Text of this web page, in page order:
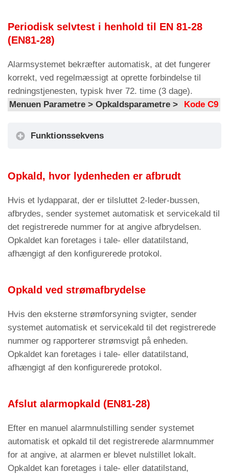
OBS : Sørg for, at voicemail er deaktiveret for
svar, og når nummeret ikke kan nås, eller
telefonen er slukket.
G3.2
Notifikationsopkaldsfilter – Procedure
Opkaldsalarmforbindelse Håndfri 2W
Gør det muligt at aktivere eller
deaktivere notifikationsopkaldet for
afbrydelse af lydterminalen.
G3.3
Notifikationsopkaldsfilter –
strømsvigt
eksternstrømsvigt.
G4
Parameter til genstart af enheden.
G5
Gendan fabriksindstillinger
Parameter til at nulstille enheden til
fabriksindstillingerne.
installation af firmwareopdateringer.
C11
Ventetid for callcenter-svar (10…90
sek.)
C12
Multiline-konfiguration.
– 1 Amigo > 1 bil (Simplex)
– 1 Amigo > 2 biler (Multiplex)
C13
Nulstil alle alarmer
M1/M2
AMIGO-nødtelefonen ringer op til det første
Menuen Parametre > Opkaldsenhed >Kode C2
Hvis kommunikationsprotokollen er indstillet til
P100, og callcentret er aktiveret til DTMF-
tonekommunikation, sendes elevatorens
Menuen Parametre > Opkaldsenhed >
Opkaldet skal besvares inden for et tidsinterval,
der kan indstilles af brugeren (Ventetid på svar)
Menuen Parametre > Opkaldsprogram >
Periodisk selvtest i henhold til EN 81-28
(EN81-28)
Alarmsystemet bekræfter automatisk, at det fungerer
korrekt, ved regelmæssigt at oprette forbindelse til
redningstjenesten, typisk hver 72. time (3 dage).
Menuen Parametre > Opkaldsparametre >
Kode C9
Funktionssekvens
AMIGO-nødtelefonen ringer op til de første tre
gemte numre.
Menuen Parametre > Opkaldsprogram >Kode
C3
Opkaldet kan foretages i tale- eller datatilstand,
C5
Opkald, hvor lydenheden er afbrudt
Hvis et lydapparat, der er tilsluttet 2-leder-bussen,
afbrydes, sender systemet automatisk et servicekald til
det registrerede nummer for at angive afbrydelsen.
Opkaldet kan foretages i tale- eller datatilstand,
afhængigt af den konfigurerede protokol.
Opkald ved strømafbrydelse
Hvis den eksterne strømforsyning svigter, sender
systemet automatisk et servicekald til det registrerede
nummer og rapporterer strømsvigt på enheden.
Opkaldet kan foretages i tale- eller datatilstand,
afhængigt af den konfigurerede protokol.
Afslut alarmopkald (EN81-28)
Efter en manuel alarmnulstilling sender systemet
automatisk et opkald til det registrerede alarmnummer
for at angive, at alarmen er blevet nulstillet lokalt.
Opkaldet kan foretages i tale- eller datatilstand,